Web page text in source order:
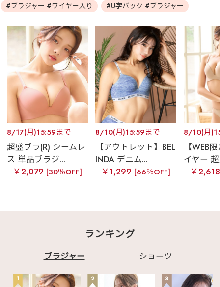
#ブラジャー #ワイヤー入り
#U字バック #ブラジャー
8/17(月)15:59まで
超盛ブラ(R) シームレ
ス 単品ブラジ...
￥2,079 [30％OFF]
8/10(月)15:59まで
【アウトレット】BEL
INDA デニム...
￥1,299 [66％OFF]
8/10(月
【WEB
イヤー
￥
ランキング
ブラジャー ショーツ
1 2 3